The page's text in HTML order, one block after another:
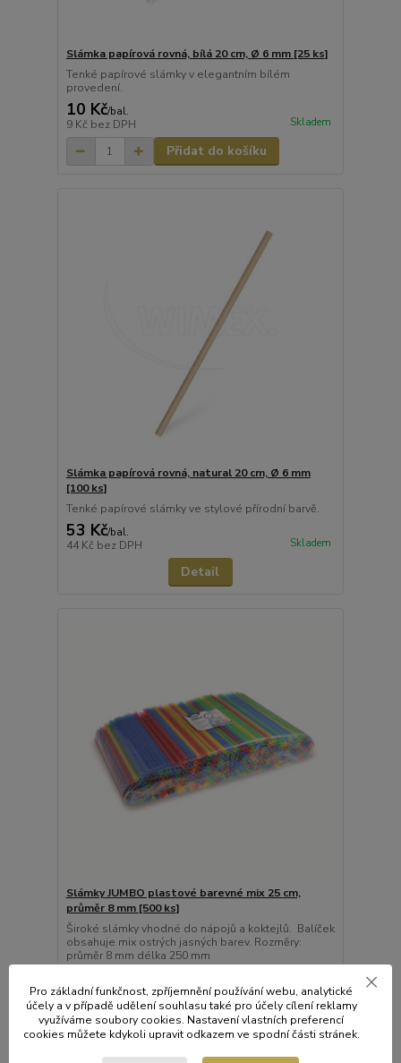
Slámka papírová rovná, bílá 20 cm, Ø 6 mm [25 ks]
Tenké papírové slámky v elegantním bílém
provedení.
10 Kč/bal.
9 Kč bez DPH Skladem
Přidat do košíku
Slámka papírová rovná, natural 20 cm, Ø 6 mm
[100 ks]
Tenké papírové slámky ve stylové přírodní barvě.
53 Kč/bal.
44 Kč bez DPH Skladem
Detail
Slámky JUMBO plastové barevné mix 25 cm,
průměr 8 mm [500 ks]
Široké slámky vhodné do nápojů a koktejlů. Balíček
obsahuje mix ostrých jasných barev. Rozměry:
průměr 8 mm délka 250 mm
147 Kčbez DPH Skladem
Přidat do košíku
Pro základní funkčnost, zpříjemnění používání webu, analytické
účely a v případě udělení souhlasu také pro účely cílení reklamy
využíváme soubory cookies. Nastavení vlastních preferencí
cookies můžete kdykoli upravit odkazem ve spodní části stránek.